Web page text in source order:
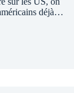
déjà…